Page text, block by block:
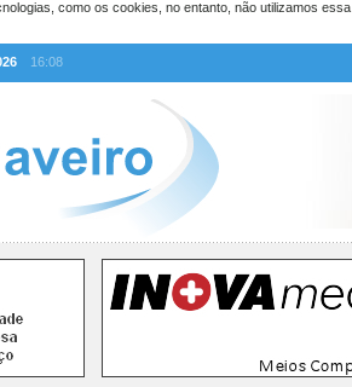
como os cookies, no entanto, não utilizamos
16:08